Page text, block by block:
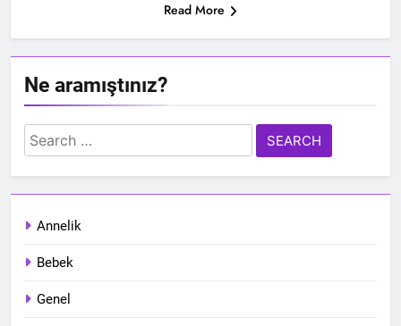
Read More
Ne aramıştınız?
Search
for:
Annelik
Bebek
Genel